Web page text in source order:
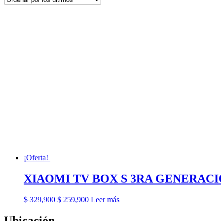
¡Oferta!
XIAOMI TV BOX S 3RA
$329,900 El
$ 259,900ElLeer más